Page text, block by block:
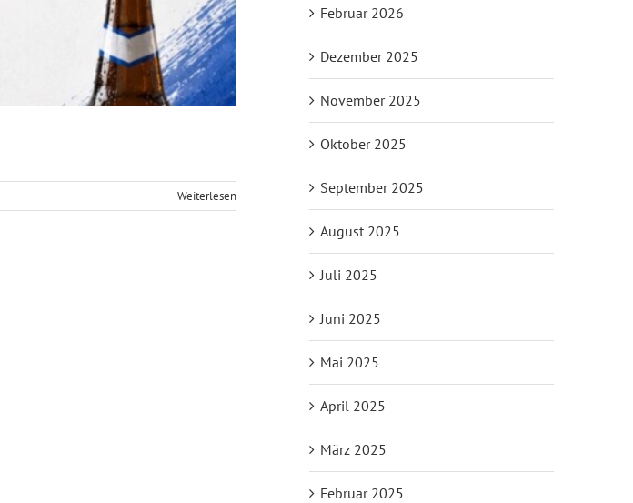
Weiterlesen
Februar 2026
Dezember 2025
November 2025
Oktober 2025
September 2025
August 2025
Juli 2025
Juni 2025
Mai 2025
April 2025
März 2025
Februar 2025